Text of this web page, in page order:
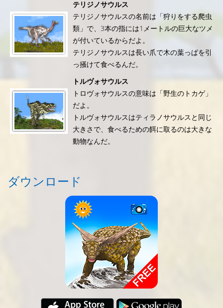
テリジノサウルス
テリジノサウルスの名前は「狩りをする爬虫
類」で、3本の指には1メートルの巨大なツメ
が付いているからだよ。
テリジノサウルスは長い爪で木の葉っぱを引
っ掻けて食べるんだ。
トルヴォサウルス
トロヴォサウルスの意味は「野生のトカゲ」
だよ。
トルヴォサウルスはティラノサウルスと同じ
大きさで、食べるための餌に取るのは大きな
動物なんだ。
ダウンロード